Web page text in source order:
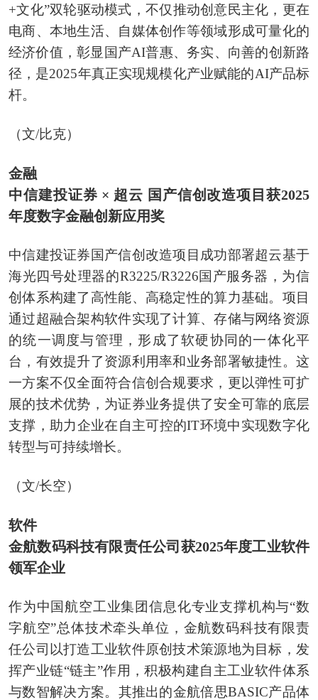
+文化”双轮驱动模式，不仅推动创意民主化，更在
电商、本地生活、自媒体创作等领域形成可量化的
经济价值，彰显国产AI普惠、务实、向善的创新路
径，是2025年真正实现规模化产业赋能的AI产品标
杆。
（文/比克）
金融
中信建投证券 × 超云 国产信创改造项目获2025
年度数字金融创新应用奖
中信建投证券国产信创改造项目成功部署超云基于
海光四号处理器的R3225/R3226国产服务器，为信
创体系构建了高性能、高稳定性的算力基础。项目
通过超融合架构软件实现了计算、存储与网络资源
的统一调度与管理，形成了软硬协同的一体化平
台，有效提升了资源利用率和业务部署敏捷性。这
一方案不仅全面符合信创合规要求，更以弹性可扩
展的技术优势，为证券业务提供了安全可靠的底层
支撑，助力企业在自主可控的IT环境中实现数字化
转型与可持续增长。
（文/长空）
软件
金航数码科技有限责任公司获2025年度工业软件
领军企业
作为中国航空工业集团信息化专业支撑机构与“数
字航空”总体技术牵头单位，金航数码科技有限责
任公司以打造工业软件原创技术策源地为目标，发
挥产业链“链主”作用，积极构建自主工业软件体系
与数智解决方案。其推出的金航倍思BASIC产品体